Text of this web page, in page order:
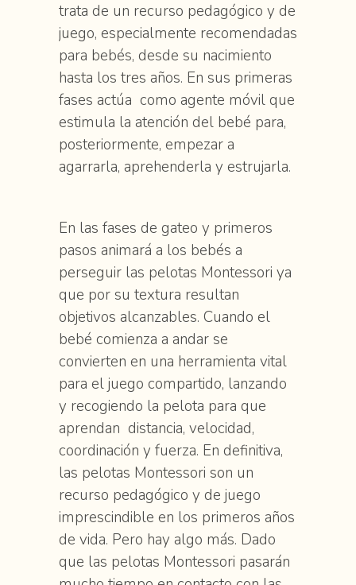
trata de un recurso pedagógico y de
juego, especialmente recomendadas
para bebés, desde su nacimiento
hasta los tres años. En sus primeras
fases actúa como agente móvil que
estimula la atención del bebé para,
posteriormente, empezar a
agarrarla, aprehenderla y estrujarla.
En las fases de gateo y primeros
pasos animará a los bebés a
perseguir las pelotas Montessori ya
que por su textura resultan
objetivos alcanzables. Cuando el
bebé comienza a andar se
convierten en una herramienta vital
para el juego compartido, lanzando
y recogiendo la pelota para que
aprendan distancia, velocidad,
coordinación y fuerza. En definitiva,
las pelotas Montessori son un
recurso pedagógico y de juego
imprescindible en los primeros años
de vida. Pero hay algo más. Dado
que las pelotas Montessori pasarán